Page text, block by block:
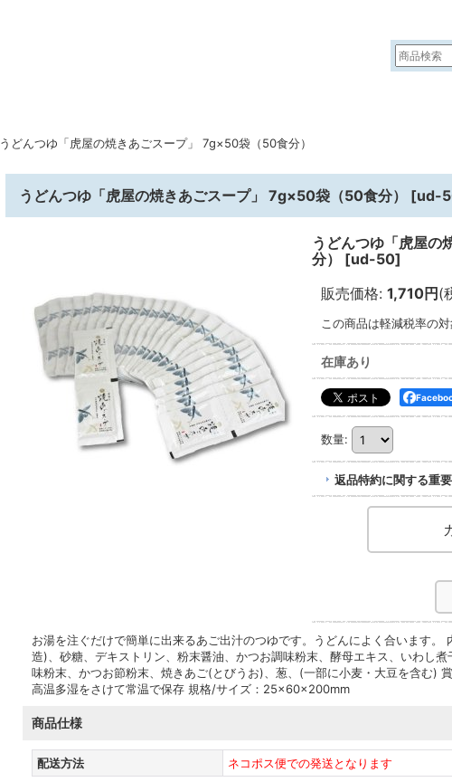
うどんつゆ「虎屋の焼きあごスープ」 7g×50袋（50食分）
うどんつゆ「虎屋の焼きあごスープ」 7g×50袋（50食分） [ud-
うどんつゆ「虎屋
分）
[ud-50]
販売価格: 1,710円 (
この商品は軽減税率の
在庫あり
数量:
返品特約に関する重
お湯を注ぐだけで簡単に出来るあご出汁のつゆです。うどんによく合います
造)、砂糖、デキストリン、粉末醤油、かつお調味粉末、酵母エキス、いわし
味粉末、かつお節粉末、焼きあご(とびうお)、葱、(一部に小麦・大豆を含む)
高温多湿をさけて常温で保存 規格/サイズ：25×60×200mm
商品仕様
配送方法 ネコポス便での発送となります